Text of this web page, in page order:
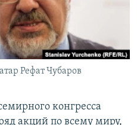
Рефат Чубаров
конгресса
акций по всему миру,